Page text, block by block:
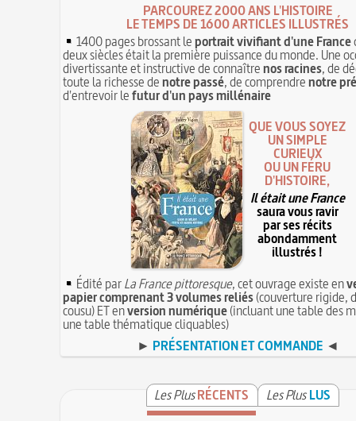
PARCOUREZ 2000 ANS L'HISTOIRE
LE TEMPS DE 1600 ARTICLES ILLUSTRÉS
1400 pages brossant leportrait vivifiant d'une France
deux siècles était la première puissance du monde. Une
divertissante et instructive de connaîtrenos racines, de
toute la richesse denotre passé, de comprendrenotre
d'entrevoir lefutur d'un pays millénaire
QUE VOUS SOYEZ
UN SIMPLE
CURIEUX
OU UN FÉRU
D'HISTOIRE,
Il était une France
saura vous ravir
par ses récits
abondamment
illustrés !
Édité parLa France pittoresque, cet ouvrage existe en
papier comprenant 3 volumes reliés(couverture rigide,
cousu) ET enversion numérique(incluant une table des
une table thématique cliquables)
► PRÉSENTATION ET COMMANDE ◄
Les PlusRÉCENTS Les Plus LUS